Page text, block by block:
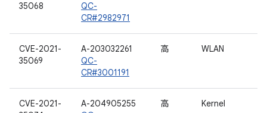
35068
QC-
CR#2982971
CVE-2021-
35069
A-203032261
QC-
CR#3001191
高 WLAN
CVE-2021-
A-204905255
高 Kernel